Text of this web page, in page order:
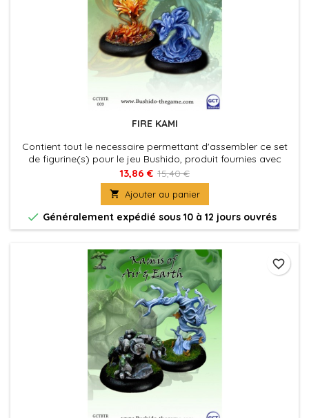
FIRE KAMI
Contient tout le necessaire permettant d'assembler ce set
de figurine(s) pour le jeu Bushido, produit fournies avec
leurs socles en plastique. Figurine(s) à peindre et à
assembler
13,86 € 15,40 €
 Ajouter au panier
 Généralement expédié sous 10 à 12 jours ouvrés
favorite_border